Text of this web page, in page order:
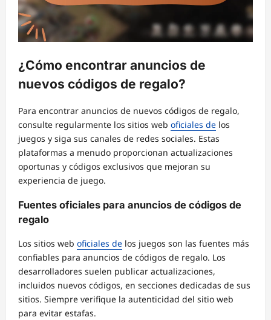
¿Cómo encontrar anuncios de
nuevos códigos de regalo?
Para encontrar anuncios de nuevos códigos de regalo,
consulte regularmente los sitios web oficiales de los
juegos y siga sus canales de redes sociales. Estas
plataformas a menudo proporcionan actualizaciones
oportunas y códigos exclusivos que mejoran su
experiencia de juego.
Fuentes oficiales para anuncios de códigos de
regalo
Los sitios web oficiales de los juegos son las fuentes más
confiables para anuncios de códigos de regalo. Los
desarrolladores suelen publicar actualizaciones,
incluidos nuevos códigos, en secciones dedicadas de sus
sitios. Siempre verifique la autenticidad del sitio web
para evitar estafas.